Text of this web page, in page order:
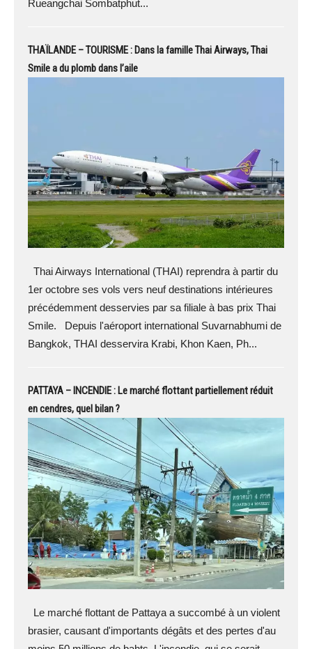
Rueangchai Sombatphut...
THAÏLANDE – TOURISME : Dans la famille Thai Airways, Thai
Smile a du plomb dans l’aile
Thai Airways International (THAI) reprendra à partir du
1er octobre ses vols vers neuf destinations intérieures
précédemment desservies par sa filiale à bas prix Thai
Smile. Depuis l'aéroport international Suvarnabhumi de
Bangkok, THAI desservira Krabi, Khon Kaen, Ph...
PATTAYA – INCENDIE : Le marché flottant partiellement réduit
en cendres, quel bilan ?
Le marché flottant de Pattaya a succombé à un violent
brasier, causant d'importants dégâts et des pertes d'au